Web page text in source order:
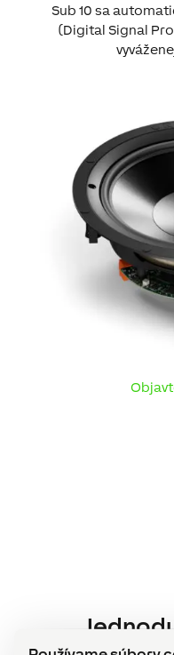
Sub 10 sa
(Digital Signal